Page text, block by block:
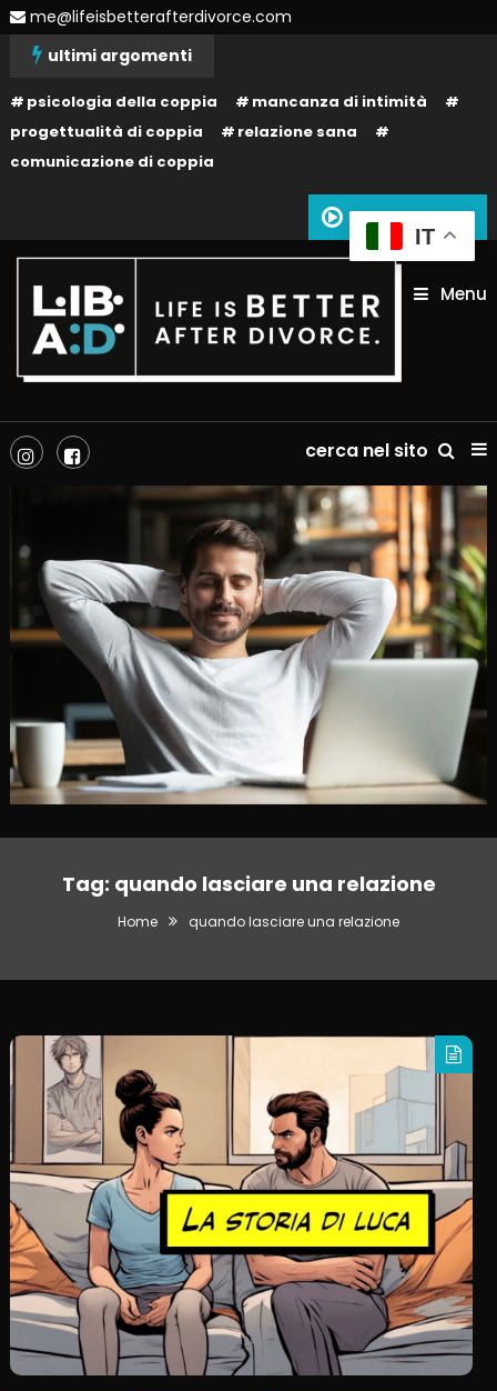
Skipme@lifeisbetterafterdivorce.com
ultimi argomenti
psicologia della coppia
mancanza di intimità
progettualità di coppia
relazione sana
comunicazione di coppia
Siamo in onda
Life is better after divorce –
LIBAD
Menu
cerca nel sito
Tag: quando lasciare una relazione
Home quando lasciare una relazione
IT